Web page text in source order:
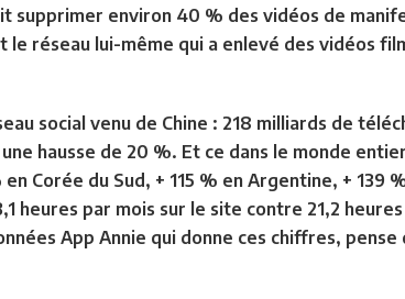
supprimer environ 40 % des vidéos de
le réseau lui-même qui a enlevé des vidéos
social venu de Chine : 218 milliards de
hausse de 20 %. Et ce dans le monde
en Corée du Sud, + 115 % en Argentine, + 139
heures par mois sur le site contre 21,2
App Annie qui donne ces chiffres,